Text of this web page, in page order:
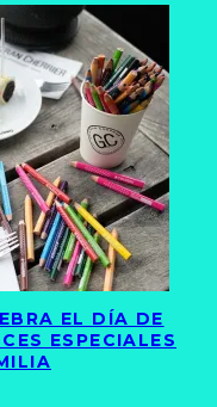
EL DÍA DE
ESPECIALES